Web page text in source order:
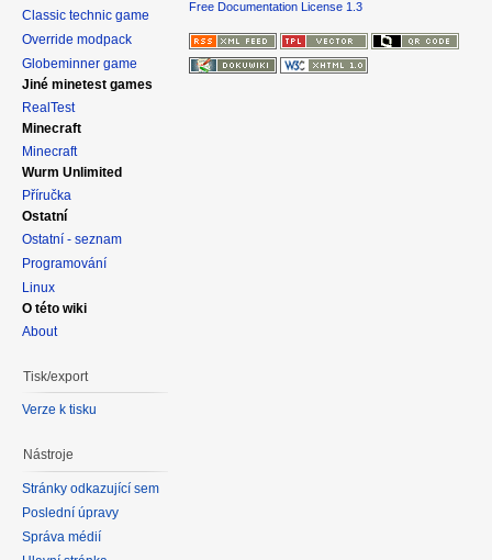
Classic technic game
Override modpack
Globeminner game
Jiné minetest games
RealTest
Minecraft
Minecraft
Wurm Unlimited
Příručka
Ostatní
Ostatní - seznam
Programování
Linux
O této wiki
About
Tisk/export
Verze k tisku
Nástroje
Stránky odkazující sem
Poslední úpravy
Správa médií
Free Documentation License 1.3